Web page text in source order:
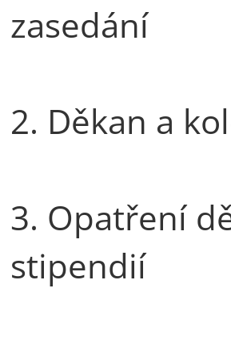
zasedání
2. Děkan a
3. Opatření
stipendií